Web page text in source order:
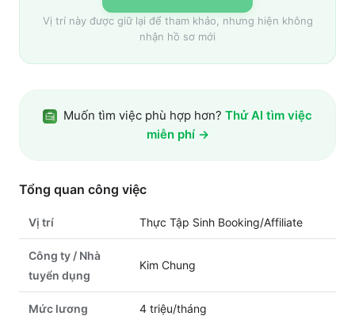
Vị trí này được giữ lại để tham khảo, nhưng hiện không
nhận hồ sơ mới
Muốn tìm việc phù hợp hơn? Thử AI tìm việc
miễn phí →
Tổng quan công việc
Vị trí Thực Tập Sinh Booking/Affiliate
Công ty / Nhà
tuyển dụng
Kim Chung
Mức lương 4 triệu/tháng